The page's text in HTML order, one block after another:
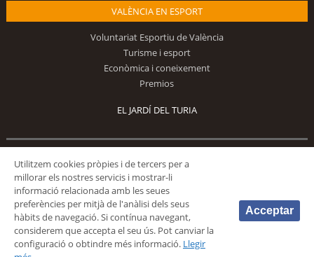
VALÈNCIA EN ESPORT
Voluntariat Esportiu de València
Turisme i esport
Econòmica i coneixement
Premios
EL JARDÍ DEL TURIA
© 2026 Fundación Deportiva Municipal Valencia |AVÍS LEGAL
Utilitzem cookies pròpies i de tercers per a
millorar els nostres servicis i mostrar-li
informació relacionada amb les seues
preferències per mitjà de l'anàlisi dels seus
hàbits de navegació. Si contínua navegant,
considerem que accepta el seu ús. Pot canviar la
configuració o obtindre més informació. Llegir
Acceptar